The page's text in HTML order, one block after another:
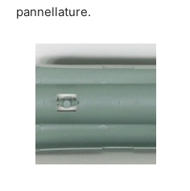
pannellature.